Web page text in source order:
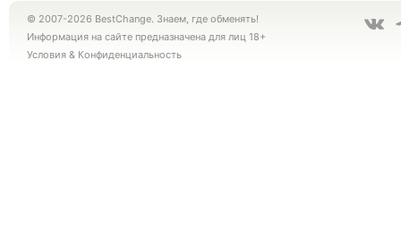
© 2007-2026 BestChange. Знаем, где обменять!
Информация на сайте предназначена для лиц 18+
Условия & Конфиденциальность